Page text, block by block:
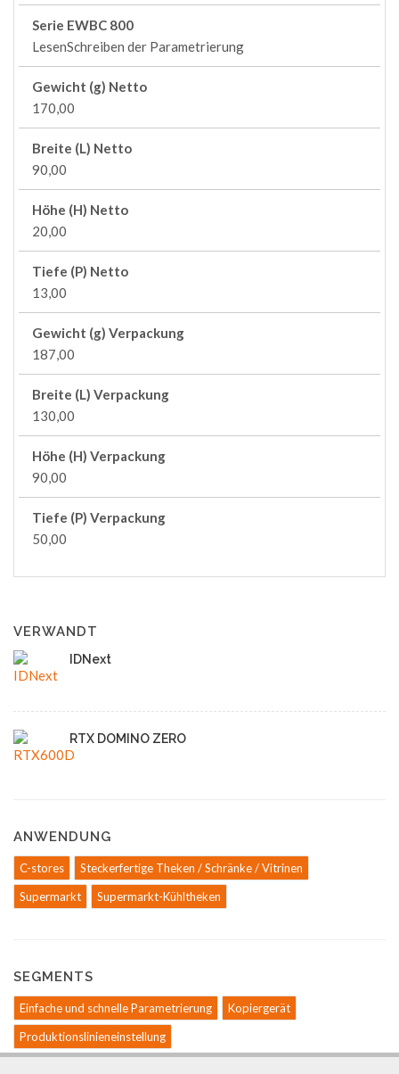
Serie EWBC 800
LesenSchreiben der Parametrierung
Gewicht (g) Netto
170,00
Breite (L) Netto
90,00
Höhe (H) Netto
20,00
Tiefe (P) Netto
13,00
Gewicht (g) Verpackung
187,00
Breite (L) Verpackung
130,00
Höhe (H) Verpackung
90,00
Tiefe (P) Verpackung
50,00
VERWANDT
IDNext
RTX DOMINO ZERO
ANWENDUNG
C-stores
Steckerfertige Theken / Schränke / Vitrinen
Supermarkt
Supermarkt-Kühltheken
SEGMENTS
Einfache und schnelle Parametrierung
Kopiergerät
Produktionslinieneinstellung